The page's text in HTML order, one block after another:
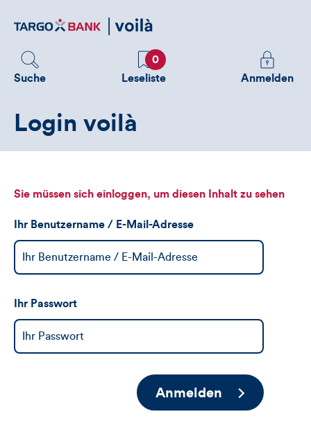
zum
Suche
Favoriten
0
Leseliste
Melden
Sie
sehen
Anmelden
Login voilà
Sie müssen sich einloggen, um diesen Inhalt zu sehen
Ihr Benutzername / E-Mail-Adresse
Ihr Passwort
Anmelden